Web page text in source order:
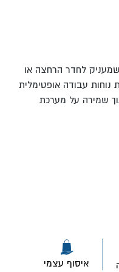
לחדר הרחצה או
עבודה אופטימלית
שמירה על מערכת
איסוף עצמי